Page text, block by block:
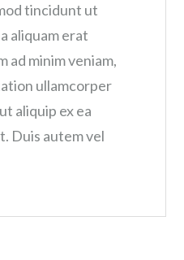
tincidunt ut
aliquam erat
ad minim veniam,
ullamcorper
aliquip ex ea
Duis autem vel